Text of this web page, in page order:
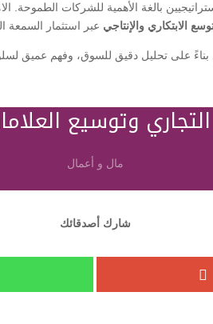
بالغة الأهمية للشركات الطموحة.
الابتكاري والإنتاجي عبر استثمار السمعة
على تحليل دقيق للسوق، وفهم عميق
التجاري وتوسيع
مال و أعمال
شارك أصدقائك